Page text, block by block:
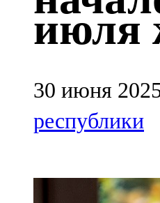
Кама тамагы
71,51 FM
Кукмара
107,9 FM
102,1 FM
июля
30 июня
республики